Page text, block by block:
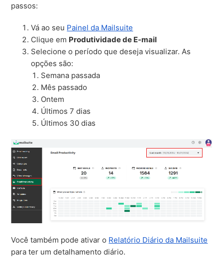
passos:
Vá ao seu Painel da Mailsuite
Clique em Produtividade de E-mail
Selecione o período que deseja visualizar. As
opções são:
Semana passada
Mês passado
Ontem
Últimos 7 dias
Últimos 30 dias
Você também pode ativar o Relatório Diário da Mailsuite
para ter um detalhamento diário.